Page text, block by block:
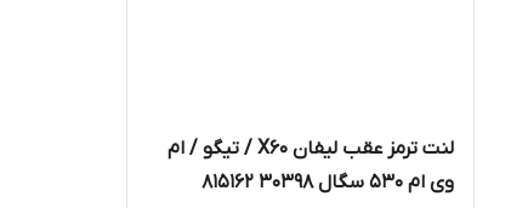
لنت ترمز عقب لیفان X60 / تیگو / ام
وی ام 530 سگال 30398 815162